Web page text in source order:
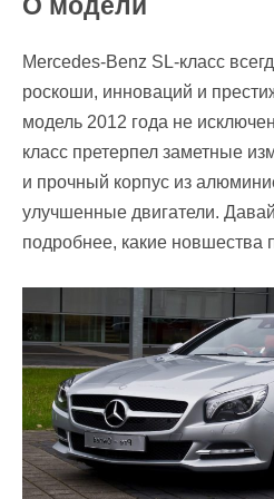
Mercedes-Benz SL-класс
роскоши, инноваций и
модель 2012 года не
класс претерпел заметные
и прочный корпус из
улучшенные двигатели.
подробнее, какие новшества